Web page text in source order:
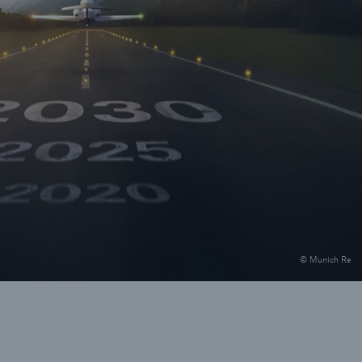
© Munich Re
der nicht versicherten
seit 1980